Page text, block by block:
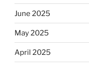
June 2025
May 2025
April 2025